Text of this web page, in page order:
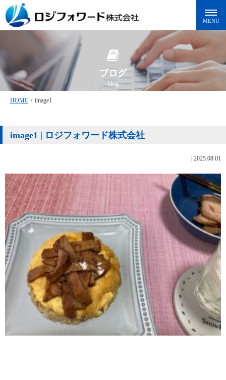
ブログ
blog
HOME / image1
image1 | ロジフォワード株式会社
2025.08.01